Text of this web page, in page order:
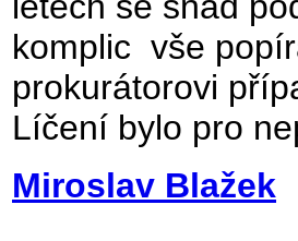
komplic vše
prokurátorovi
Líčení bylo pro
Miroslav Blažek